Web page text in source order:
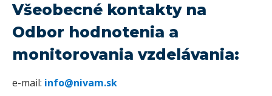
Všeobecné kontakty na
Odbor hodnotenia a
monitorovania vzdelávania:
e-mail: info@nivam.sk